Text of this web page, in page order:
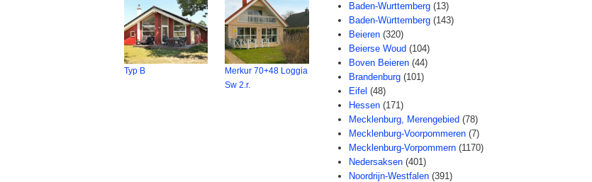
Typ B
Merkur 70+48 Loggia
Sw 2.r.
Baden-Wurttemberg (13)
Baden-Württemberg (143)
Beieren (320)
Beierse Woud (104)
Boven Beieren (44)
Brandenburg (101)
Eifel (48)
Hessen (171)
Mecklenburg, Merengebied (78)
Mecklenburg-Voorpommeren (7)
Mecklenburg-Vorpommern (1170)
Nedersaksen (401)
Noordrijn-Westfalen (391)